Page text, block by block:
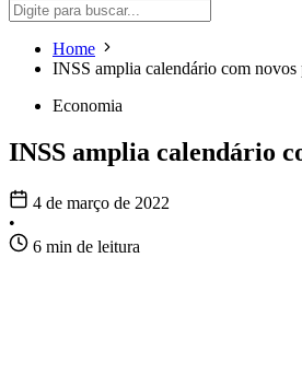
Home
INSS amplia calendário com novos
Economia
INSS amplia calendário
4 de março de 2022
•
6 min de leitura